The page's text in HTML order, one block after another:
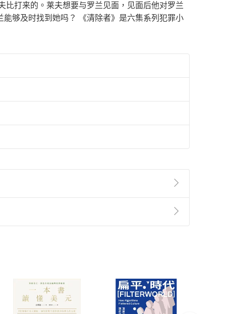
比打来的。莱夫想要与罗兰见面，见面后他对罗兰
够及时找到她吗？ 《清除者》是六集系列犯罪小
第2條第5款之規定，「非以有形媒介提供之數位
點選「瀏覽訂單明細」 「申請取消訂單/退
付款方式
Payment
完成訂單
Complete